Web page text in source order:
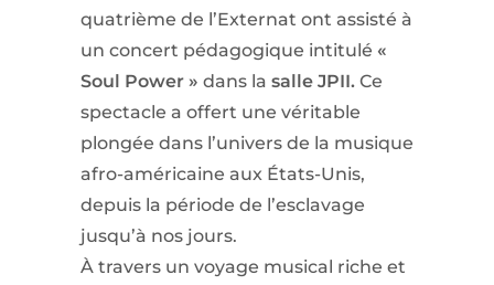
quatrième de l’Externat ont assisté à
un concert pédagogique intitulé «
Soul Power » dans la salle JPII.Ce
spectacle a offert une véritable
plongée dans l’univers de la musique
afro-américaine aux États-Unis,
depuis la période de l’esclavage
jusqu’à nos jours.
À travers un voyage musical riche et